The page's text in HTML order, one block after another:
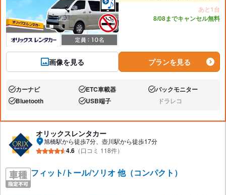
画像を見る
あと1台
8/08までキャンセル無料
プランを見る
あり:カーナビ あり:ETC車載器 あり:バックモニター
あり:Bluetooth あり:USB端子 なし:ドラレコ
オリックスレンタカー
旭橋駅から徒歩7分、壺川駅から徒歩17分
4.6 （口コミ 118件）
フィット/トール/ソリオ 他（コンパクト）